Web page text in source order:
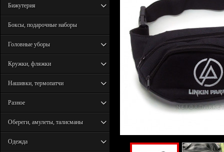
Бижутерия
Боксы, подарочные наборы
Головные уборы
Кружки, фляжки
Нашивки, термопатчи
Разное
Обереги, амулеты, талисманы
Одежда